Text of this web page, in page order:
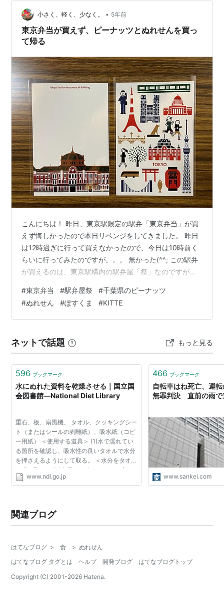
小さく、軽く、少なく。 • 5年前
東京弁当が買えず、ピーナッツとぬれせんを買っ
て帰る
こんにちは！ 昨日、東京駅限定の駅弁「東京弁当」が買
えず悔しかったので本日リベンジをしてきました。 昨日
は12時過ぎに行って買えなかったので、今日は10時前く
らいに行ってみたのですが。。。 無かった(^^; この駅弁
が買えるのは、東京駅構内の駅弁屋「祭」なのですが
業してるんです。 9時台ではすでに遅いのかも。。ぐぅ
ぅ悔しい～ 次回は7時台くらいにチャレンジしてみる
か。。。買えないと思うと余計食べたい（笑）。 昨日今
のだから、記念切手を買って帰るべ、ということでJPタ
ワー（KITTE）に行って…
#東京弁当 #駅弁屋祭 #千葉県のピーナッツ
#ぬれせん #ぽすくま #KITTE
ネットで話題 もっと見る
596 ブックマーク
水にぬれた資料を乾燥させる｜国立国
会図書館―National Diet Library
重石、板、扇風機、 タオル、クッキングシー
ト（またはシールの剥離紙）、吸水紙（コピ
ー用紙） ＜使用する道具＞ (1)水で濡れてい
る箇所を確認し、吸水性の良いタオルで水分
を押さえるようにして取る。 ＜水分をタオル
で吸い取る＞ (2)水濡れが他のページに広が
らないように、クッキングシート（またはシ
www.ndl.go.jp
466 ブックマーク
自転車はね死亡、運
無罪判決 直前の雨で
www.sankei.com
関連ブログ
はてなブログ > 食 > ぬれせん
はてなブログ タグとは
ヘルプ 開発ブログ
はてなブログトップ
Copyright (C) 2001-2026 Hatena.